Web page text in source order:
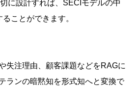
に設計すれば、SECIモデルの中
ことができます。
失注理由、顧客課題などをRAGに
ランの暗黙知を形式知へと変換で